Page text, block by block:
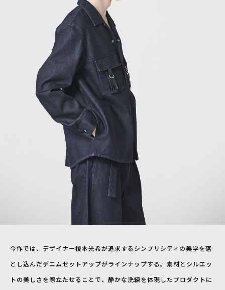
今作では、デザイナー榎本光希が追求するシンプリシティの美学を落
とし込んだデニムセットアップがラインナップする。素材とシルエッ
トの美しさを際立たせることで、静かな洗練を体現したプロダクトに